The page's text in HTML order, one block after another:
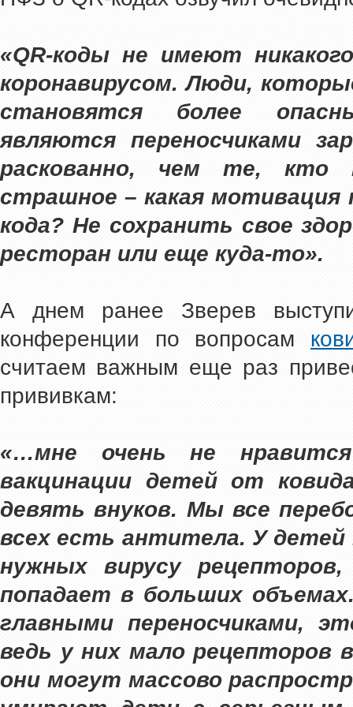
«QR-коды не имеют
коронавирусом. Люди,
становятся более
являются переносчиками
раскованно, чем те,
страшное – какая мотивация
кода? Не сохранить свое
ресторан или еще куда-то».
А днем ранее Зверев
конференции по вопросам
считаем важным еще раз
прививкам:
«…мне очень не нравится
вакцинации детей от
девять внуков. Мы все
всех есть антитела. У
нужных вирусу
попадает в больших
главными переносчиками,
ведь у них мало рецепторов
они могут массово